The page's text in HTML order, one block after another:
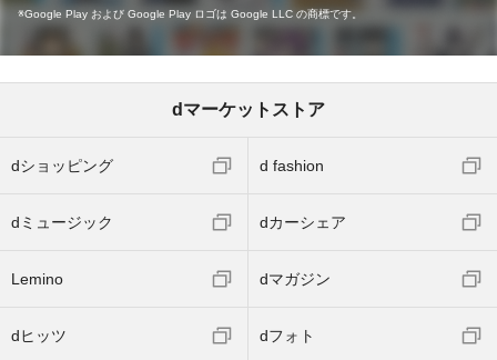
Google Play および Google Play ロゴは Google LLC の商標です。
dマーケットストア
dショッピング d fashion
dミュージック dカーシェア
Lemino dマガジン
dヒッツ dフォト